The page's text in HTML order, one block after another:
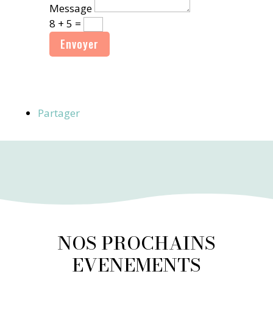
Message
8 + 5 =
Envoyer
Partager
NOS PROCHAINS
EVENEMENTS